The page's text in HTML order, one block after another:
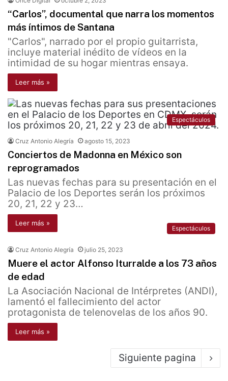
“Carlos”, documental que narra los momentos
más íntimos de Santana
"Carlos", narrado por el propio guitarrista,
incluye material inédito de vídeos en la
intimidad de su hogar mientras ensaya.
Leer más »
Espectáculos
Cruz Antonio Alegría agosto 15, 2023
Conciertos de Madonna en México son
reprogramados
Las nuevas fechas para su presentación en el
Palacio de los Deportes serán los próximos
20, 21, 22 y 23…
Leer más »
Espectáculos
Cruz Antonio Alegría julio 25, 2023
Muere el actor Alfonso Iturralde a los 73 años
de edad
La Asociación Nacional de Intérpretes (ANDI),
lamentó el fallecimiento del actor
protagonista de telenovelas de los años 90.
Leer más »
Siguiente pagina